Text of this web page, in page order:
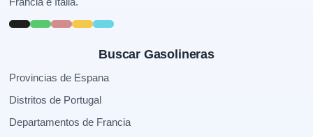
Buscar Gasolineras
Provincias de Espana
Distritos de Portugal
Departamentos de Francia